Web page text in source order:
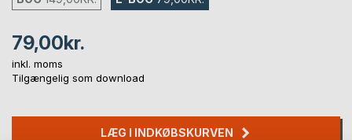
79,00kr.
inkl. moms
Tilgængelig som download
LÆG I INDKØBSKURVEN